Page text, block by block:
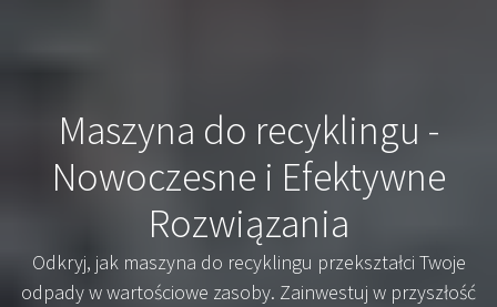
Maszyna do recyklingu -
Nowoczesne i Efektywne
Rozwiązania
Odkryj, jak maszyna do recyklingu przekształci Twoje
odpady w wartościowe zasoby. Zainwestuj w przyszłość